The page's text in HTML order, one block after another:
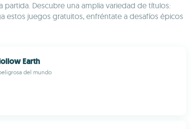
Descubre una amplia variedad de títulos:
estos juegos gratuitos, enfréntate a desafíos épicos
Earth
del mundo